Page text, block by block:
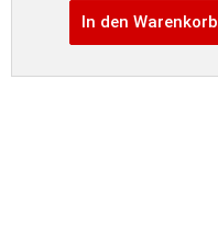
In den Warenkorb